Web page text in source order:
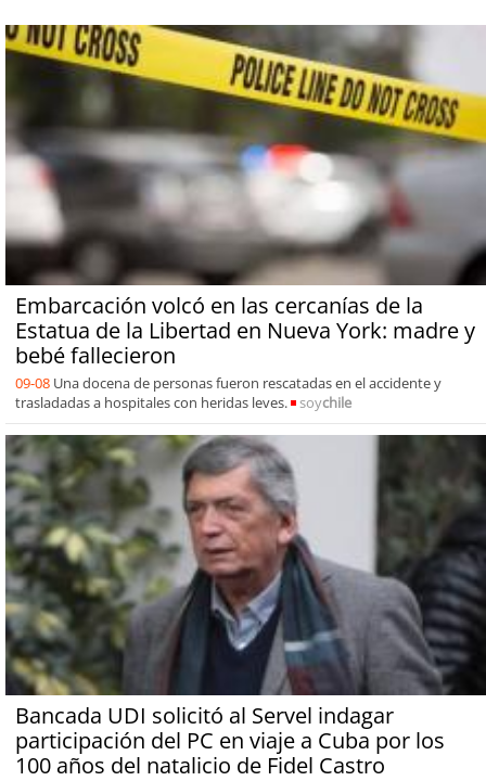
Embarcación volcó en las cercanías de la
Estatua de la Libertad en Nueva York: madre y
bebé fallecieron
09-08 Una docena de personas fueron rescatadas en el accidente y
trasladadas a hospitales con heridas leves.
soychile
Bancada UDI solicitó al Servel indagar
participación del PC en viaje a Cuba por los
100 años del natalicio de Fidel Castro